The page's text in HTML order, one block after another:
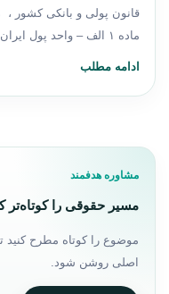
‌ماده ۱ ‌الف – واحد پول ایران ریال است.…
ادامه مطلب
مشاوره هدفمند
مسیر حقوقی را کوتاه‌تر
موضوع را کوتاه مطرح کنید
اصلی روشن شود.